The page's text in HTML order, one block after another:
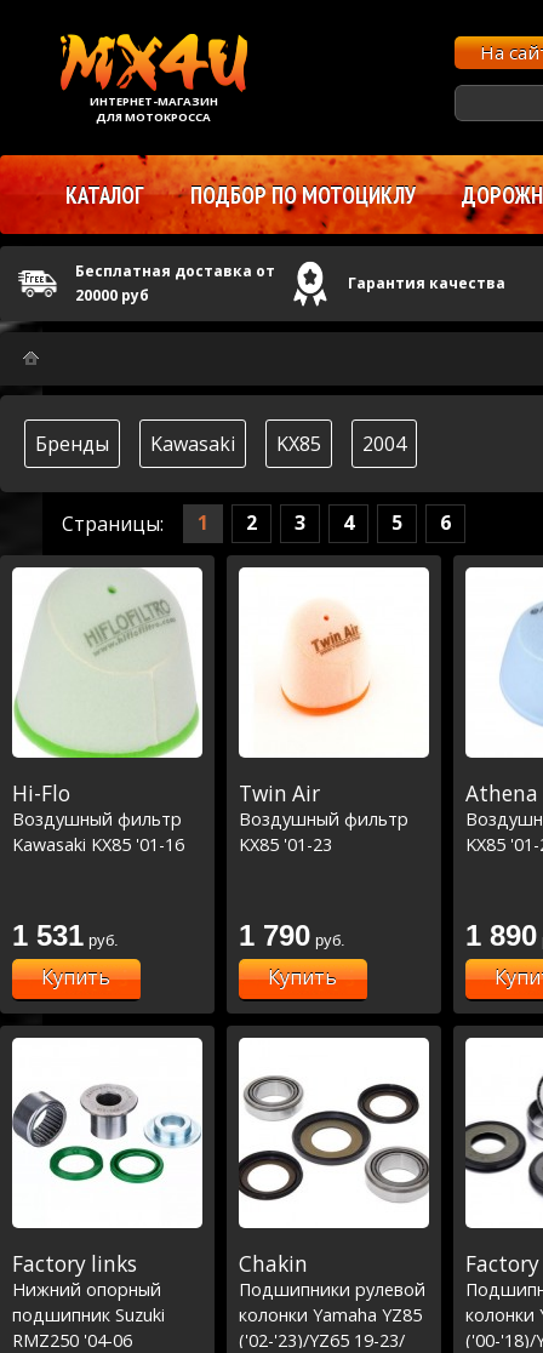
Бренды Kawasaki KX85 2004
Страницы: 1 2 3 4 5 6
Hi-Flo
Воздушный фильтр
Kawasaki KX85 '01-16
1 531 руб.
Купить
Twin Air
Воздушный фильтр
KX85 '01-23
1 790 руб.
Купить
Athena
KX85
1 890
Factory links
Нижний опорный
подшипник Suzuki
RMZ250 '04-06
Chakin
Подшипники рулевой
колонки Yamaha YZ85
('02-'23)/YZ65 19-23/
колонки
('00-'18)/
ИНТЕРНЕТ-МАГАЗИН
ДЛЯ МОТОКРОССА
На
КАТАЛОГ ПОДБОР ПО МОТОЦИКЛУ
Бесплатная доставка от
20000 руб
Гарантия качества